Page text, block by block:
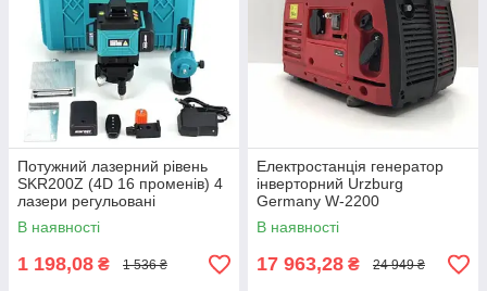
Потужний лазерний рівень
SKR200Z (4D 16 променів) 4
лазери регульовані
В наявності
1 198,08 ₴ 1 536 ₴
Електростанція генератор
інверторний Urzburg
Germany W-2200
В наявності
17 963,28 ₴ 24 949 ₴